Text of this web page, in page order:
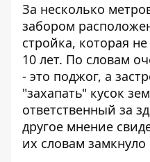
За несколько
забором
стройка, которая
10 лет. По словам
- это поджог, а
"захапать" кусок
ответственный за
другое мнение
их словам замкнуло